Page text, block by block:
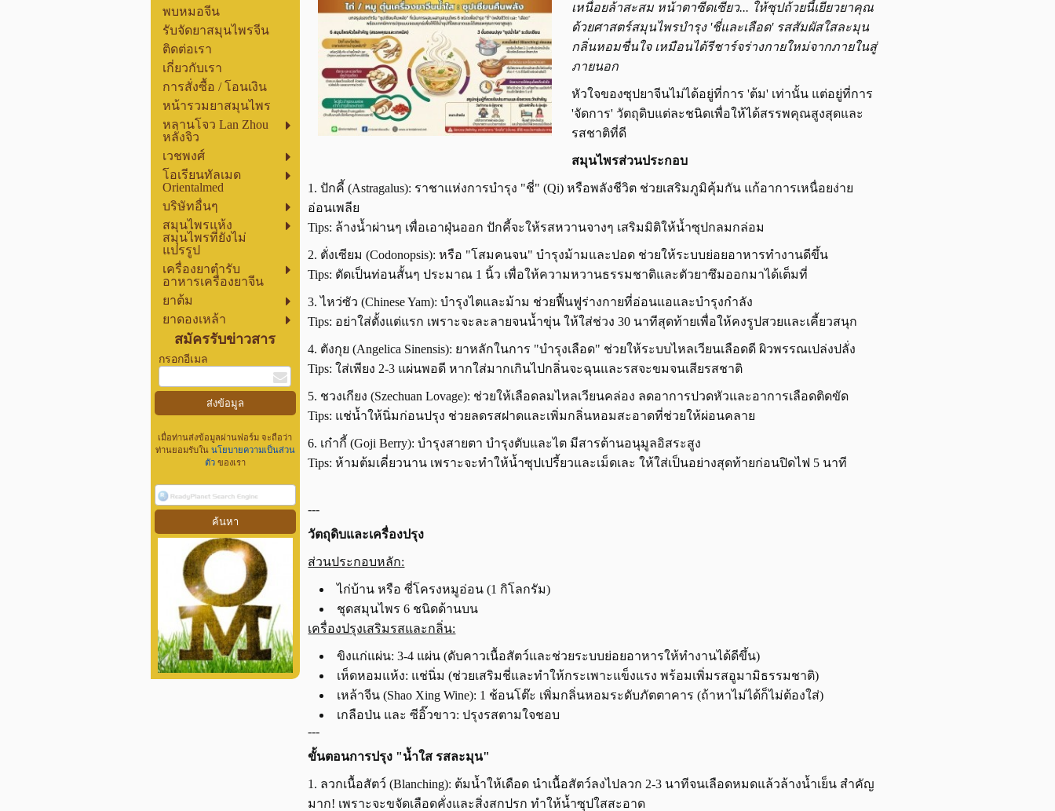
พบหมอจีน
รับจัดยาสมุนไพรจีน
ติดต่อเรา
เกี่ยวกับเรา
การสั่งซื้อ / โอนเงิน
หน้ารวมยาสมุนไพร
หลานโจว Lan Zhou
หลั่งจิว
เวชพงศ์
โอเรียนทัลเมด
Orientalmed
บริษัทอื่นๆ
สมุนไพรแห้ง
สมุนไพรที่ยังไม่
แปรรูป
เครื่องยาตำรับ
อาหารเครื่องยาจีน
ยาต้ม
ยาดองเหล้า
สมัครรับข่าวสาร
กรอกอีเมล
เมื่อท่านส่งข้อมูลผ่านฟอร์ม จะถือว่า
ท่านยอมรับในนโยบายความเป็นส่วน
ตัว ของเรา
เหนื่อยล้าสะสม หน้าตาซีดเซียว... ให้ซุปถ้วยนี้เยียวยาคุณ
ด้วยศาสตร์สมุนไพรบำรุง 'ชี่และเลือด' รสสัมผัสใสละมุน
กลิ่นหอมชื่นใจ เหมือนได้รีชาร์จร่างกายใหม่จากภายในสู่
ภายนอก
หัวใจของซุปยาจีนไม่ได้อยู่ที่การ 'ต้ม' เท่านั้น แต่อยู่ที่การ
'จัดการ' วัตถุดิบแต่ละชนิดเพื่อให้ได้สรรพคุณสูงสุดและ
รสชาติที่ดี
สมุนไพรส่วนประกอบ
1. ปักคี้ (Astragalus): ราชาแห่งการบำรุง "ชี่" (Qi) หรือพลังชีวิต ช่วยเสริมภูมิคุ้มกัน แก้อาการเหนื่อยง่าย
อ่อนเพลีย
Tips: ล้างน้ำผ่านๆ เพื่อเอาฝุ่นออก ปักคี้จะให้รสหวานจางๆ เสริมมิติให้น้ำซุปกลมกล่อม
2. ตั่งเซียม (Codonopsis): หรือ "โสมคนจน" บำรุงม้ามและปอด ช่วยให้ระบบย่อยอาหารทำงานดีขึ้น
Tips: ตัดเป็นท่อนสั้นๆ ประมาณ 1 นิ้ว เพื่อให้ความหวานธรรมชาติและตัวยาซึมออกมาได้เต็มที่
3. ไหว่ซัว (Chinese Yam): บำรุงไตและม้าม ช่วยฟื้นฟูร่างกายที่อ่อนแอและบำรุงกำลัง
Tips: อย่าใส่ตั้งแต่แรก เพราะจะละลายจนน้ำขุ่น ให้ใส่ช่วง 30 นาทีสุดท้ายเพื่อให้คงรูปสวยและเคี้ยวสนุก
4. ตังกุย (Angelica Sinensis): ยาหลักในการ "บำรุงเลือด" ช่วยให้ระบบไหลเวียนเลือดดี ผิวพรรณเปล่งปลั่ง
Tips: ใส่เพียง 2-3 แผ่นพอดี หากใส่มากเกินไปกลิ่นจะฉุนและรสจะขมจนเสียรสชาติ
5. ชวงเกียง (Szechuan Lovage): ช่วยให้เลือดลมไหลเวียนคล่อง ลดอาการปวดหัวและอาการเลือดติดขัด
Tips: แช่น้ำให้นิ่มก่อนปรุง ช่วยลดรสฝาดและเพิ่มกลิ่นหอมสะอาดที่ช่วยให้ผ่อนคลาย
6. เก๋ากี้ (Goji Berry): บำรุงสายตา บำรุงตับและไต มีสารต้านอนุมูลอิสระสูง
Tips: ห้ามต้มเคี่ยวนาน เพราะจะทำให้น้ำซุปเปรี้ยวและเม็ดเละ ให้ใส่เป็นอย่างสุดท้ายก่อนปิดไฟ 5 นาที
---
วัตถุดิบและเครื่องปรุง
ส่วนประกอบหลัก:
ไก่บ้าน หรือ ซี่โครงหมูอ่อน (1 กิโลกรัม)
ชุดสมุนไพร 6 ชนิดด้านบน
เครื่องปรุงเสริมรสและกลิ่น:
ขิงแก่แผ่น: 3-4 แผ่น (ดับคาวเนื้อสัตว์และช่วยระบบย่อยอาหารให้ทำงานได้ดีขึ้น)
เห็ดหอมแห้ง: แช่นิ่ม (ช่วยเสริมชี่และทำให้กระเพาะแข็งแรง พร้อมเพิ่มรสอูมามิธรรมชาติ)
เหล้าจีน (Shao Xing Wine): 1 ช้อนโต๊ะ เพิ่มกลิ่นหอมระดับภัตตาคาร (ถ้าหาไม่ได้ก็ไม่ต้องใส่)
เกลือป่น และ ซีอิ๊วขาว: ปรุงรสตามใจชอบ
---
ขั้นตอนการปรุง "น้ำใส รสละมุน"
1. ลวกเนื้อสัตว์ (Blanching): ต้มน้ำให้เดือด นำเนื้อสัตว์ลงไปลวก 2-3 นาทีจนเลือดหมดแล้วล้างน้ำเย็น สำคัญ
มาก! เพราะจะขจัดเลือดคั่งและสิ่งสกปรก ทำให้น้ำซุปใสสะอาด